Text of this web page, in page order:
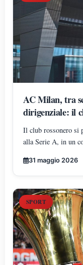
AC Milan, tra
dirigenziale: il
normalità
mediatica
Il club rossonero si
alla Serie A, in un
di transizione
31 maggio 2026
SPORT